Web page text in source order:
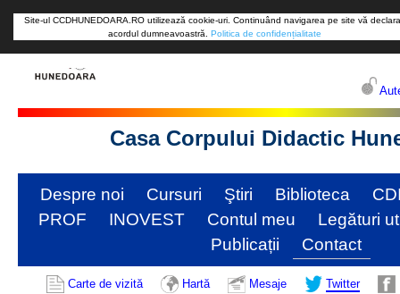
Site-ul CCDHUNEDOARA.RO utilizează cookie-uri. Continuând navigarea pe site vă
acordul dumneavoastră. Politica de confidențialitate
Casa Corpului Didactic
Despre noi Cursuri Ştiri Biblioteca
PROF
INOVEST Contul meu
Legături
Publicații
Contact
Carte de vizită Hartă Mesaje Twitter